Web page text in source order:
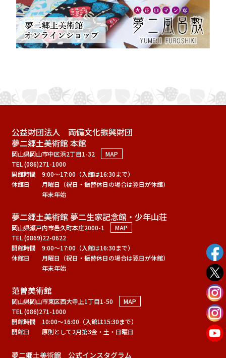
公益財団法人 両備文化振興財団
夢二郷土美術館 本館
岡山県岡山市中区浜2丁目1-32
MAP
TEL (086)271-1000
開館時間
9:00～17:00（入館は16:30まで）
休館日
月曜日（祝日・振替休日の場合は翌日が休館）
年末年始
夢二郷土美術館 夢二生家記念館・少年山荘
岡山県瀬戸内市邑久町本庄2000-1
MAP
TEL (0869)22-0622
開館時間
9:00～17:00（入館は16:30まで）
休館日
月曜日（祝日・振替休日の場合は翌日が休館）
年末年始
范曽美術館
岡山県岡山市東区西大寺上1丁目1-50
MAP
TEL (086)271-1000
開館時間
10:00～16:00（入館は15:30まで）
開館日
原則として2月第3金・土・日曜日
夢二郷土美術館 公式インスタグラム